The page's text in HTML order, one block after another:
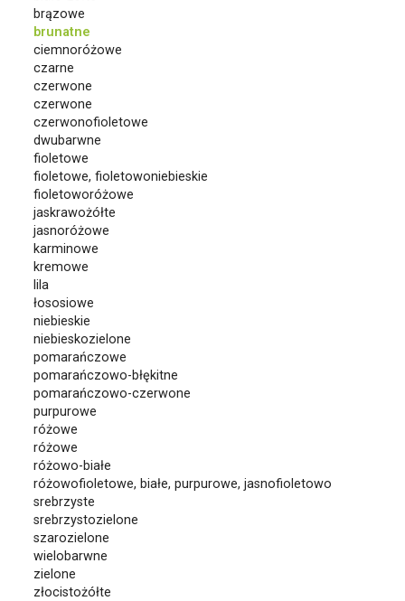
brązowe
brunatne
ciemnoróżowe
czarne
czerwone
czerwone
czerwonofioletowe
dwubarwne
fioletowe
fioletowe, fioletowoniebieskie
fioletoworóżowe
jaskrawożółte
jasnoróżowe
karminowe
kremowe
lila
łososiowe
niebieskie
niebieskozielone
pomarańczowe
pomarańczowo-błękitne
pomarańczowo-czerwone
purpurowe
różowe
różowe
różowo-białe
różowofioletowe, białe, purpurowe, jasnofioletowo
srebrzyste
srebrzystozielone
szarozielone
wielobarwne
zielone
złocistożółte